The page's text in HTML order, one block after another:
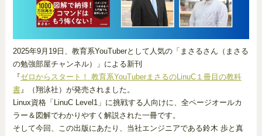
2025年9月19日、教育系YouTuberとして人気の「まさるさん（まさる
の勉強部屋チャンネル）」による新刊
『ゼロからスタート！ 教育系YouTuberまさるのLinuC１冊目の教科
書』（翔泳社）が発売されました。
Linux資格「LinuC Level1」に挑戦する人向けに、全ページオールカ
ラー＆図解でわかりやすく解説された一冊です。
そして今回、この出版にあたり、当社エンジニアである鈴木 歩と真